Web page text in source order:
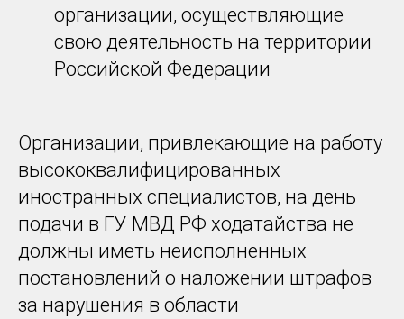
организации, осуществляющие
свою деятельность на территории
Российской Федерации
Организации, привлекающие на работу
высококвалифицированных
иностранных специалистов, на день
подачи в ГУ МВД РФ ходатайства не
должны иметь неисполненных
постановлений о наложении штрафов
за нарушения в области